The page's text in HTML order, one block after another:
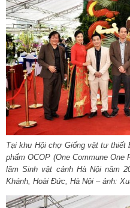
Tại khu Hội chợ Giống vật tư thiết
phẩm OCOP (One Commune One
lãm Sinh vật cảnh Hà Nội năm
Khánh, Hoài Đức, Hà Nội – ảnh: